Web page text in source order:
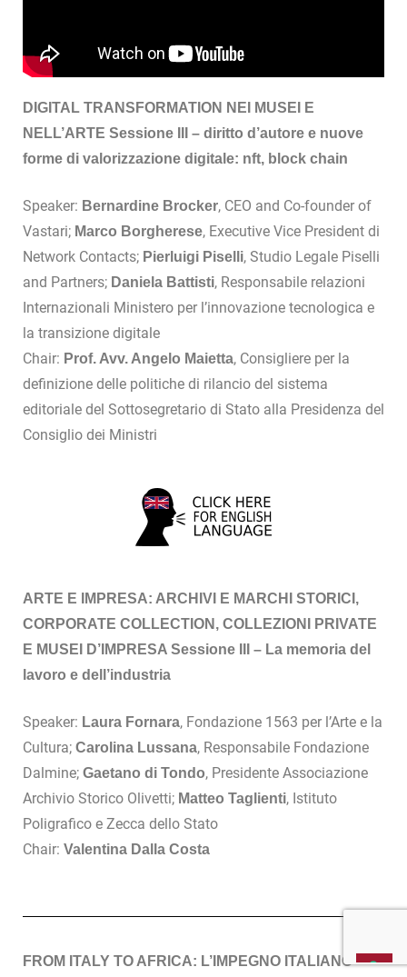
DIGITAL TRANSFORMATION NEI MUSEI E
NELL’ARTE Sessione III – diritto d’autore e nuove
forme di valorizzazione digitale: nft, block chain
Speaker: Bernardine Brocker, CEO and Co-founder of
Vastari; Marco Borgherese, Executive Vice President di
Network Contacts; Pierluigi Piselli, Studio Legale Piselli
and Partners; Daniela Battisti, Responsabile relazioni
Internazionali Ministero per l’innovazione tecnologica e
la transizione digitale
Chair: Prof. Avv. Angelo Maietta, Consigliere per la
definizione delle politiche di rilancio del sistema
editoriale del Sottosegretario di Stato alla Presidenza del
Consiglio dei Ministri
ARTE E IMPRESA: ARCHIVI E MARCHI STORICI,
CORPORATE COLLECTION, COLLEZIONI PRIVATE
E MUSEI D’IMPRESA Sessione III – La memoria del
lavoro e dell’industria
Speaker: Laura Fornara, Fondazione 1563 per l’Arte e la
Cultura; Carolina Lussana, Responsabile Fondazione
Dalmine; Gaetano di Tondo, Presidente Associazione
Archivio Storico Olivetti; Matteo Taglienti, Istituto
Poligrafico e Zecca dello Stato
Chair: Valentina Dalla Costa
FROM ITALY TO AFRICA: L’IMPEGNO ITALIANO